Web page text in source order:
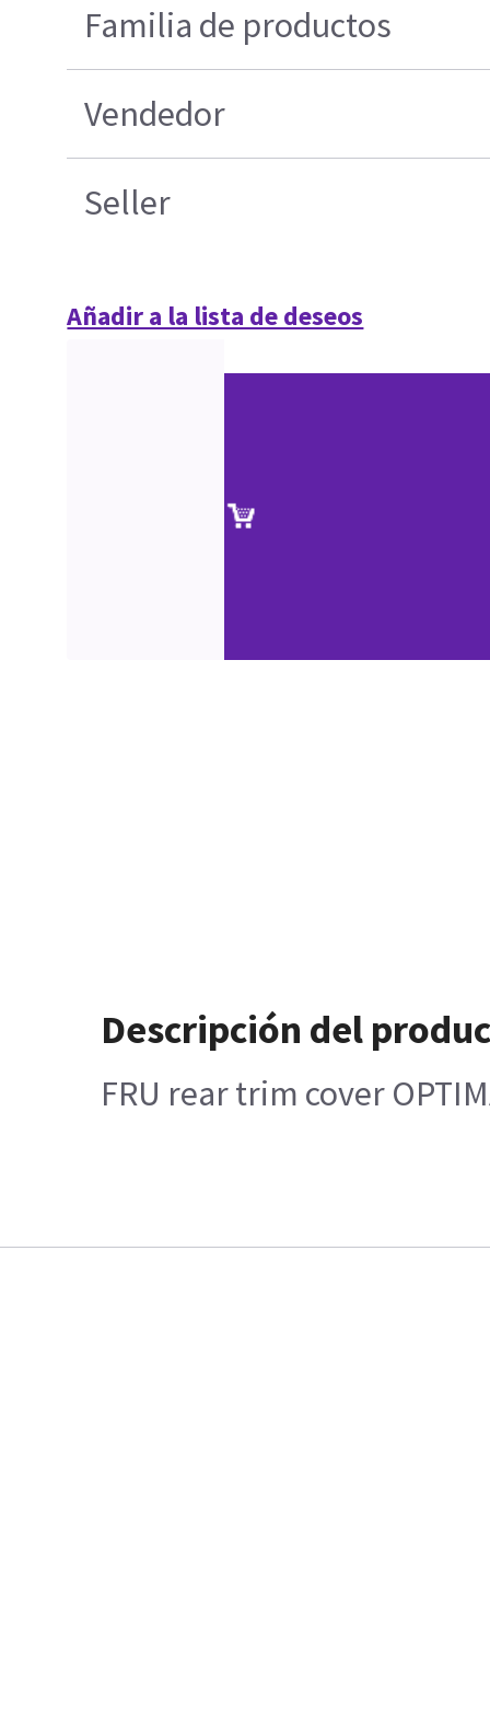
Familia de productos
Vendedor
Seller
Añadir a la lista de deseos
Descripción del
FRU rear trim cover